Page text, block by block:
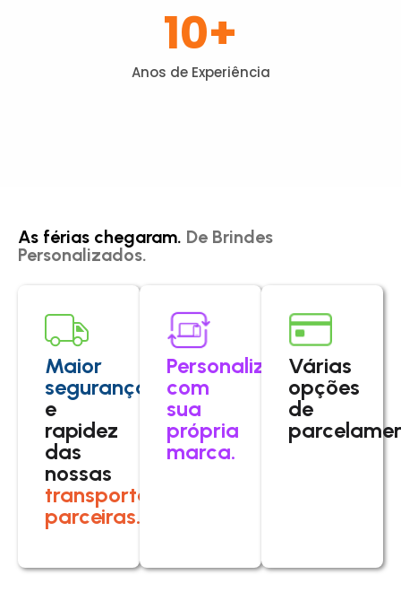
Anos de Experiência
10+
As férias chegaram. De Brindes
Personalizados.
Maior
segurança
e
rapidez
das
nossas
transportadoras
parceiras.
Personalize
com
sua
própria
marca.
Várias
opções
de